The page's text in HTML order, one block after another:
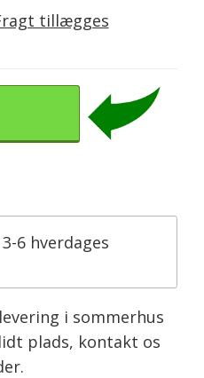
tillægges
6 hverdages
i sommerhus
plads, kontakt os